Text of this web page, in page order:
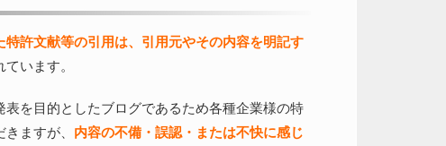
許文献等の引用は、引用元やその内容を明記す
ています。
を目的としたブログであるため各種企業様の特
ますが、 内容の不備・誤認・または不快に感じ